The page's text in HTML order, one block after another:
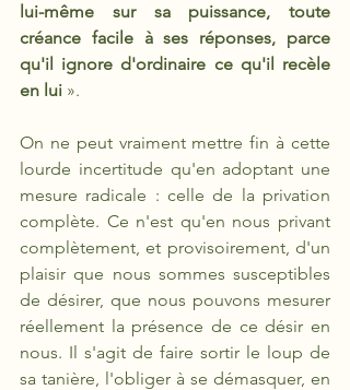
lui-même sur sa puissance, toute
créance facile à ses réponses, parce
qu'il ignore d'ordinaire ce qu'il recèle
en lui ».
On ne peut vraiment mettre fin à cette
lourde incertitude qu'en adoptant une
mesure radicale : celle de la privation
complète. Ce n'est qu'en nous privant
complètement, et provisoirement, d'un
plaisir que nous sommes susceptibles
de désirer, que nous pouvons mesurer
réellement la présence de ce désir en
nous. Il s'agit de faire sortir le loup de
sa tanière, l'obliger à se démasquer, en